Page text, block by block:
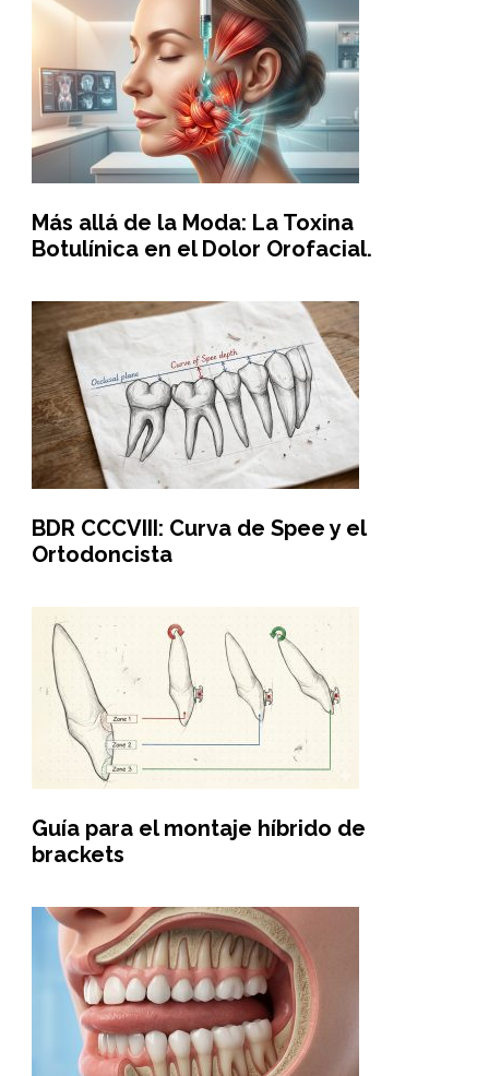
Más allá de la Moda: La Toxina
Botulínica en el Dolor Orofacial.
BDR CCCVIII: Curva de Spee y el
Ortodoncista
Guía para el montaje híbrido de
brackets